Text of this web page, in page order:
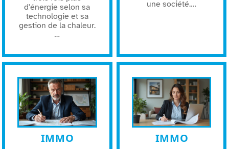
d'énergie selon sa
technologie et sa
gestion de la chaleur.
…
une société.…
IMMO IMMO